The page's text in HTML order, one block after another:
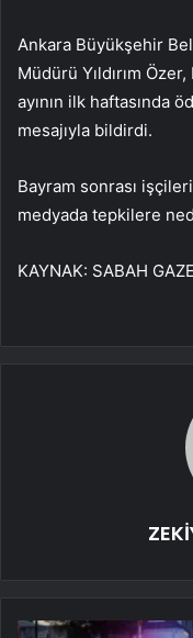
Ankara Büyükşehir
Müdürü Yıldırım
ayının ilk haftasında
mesajıyla bildirdi.
Bayram sonrası
medyada tepkilere
KAYNAK: SABAH